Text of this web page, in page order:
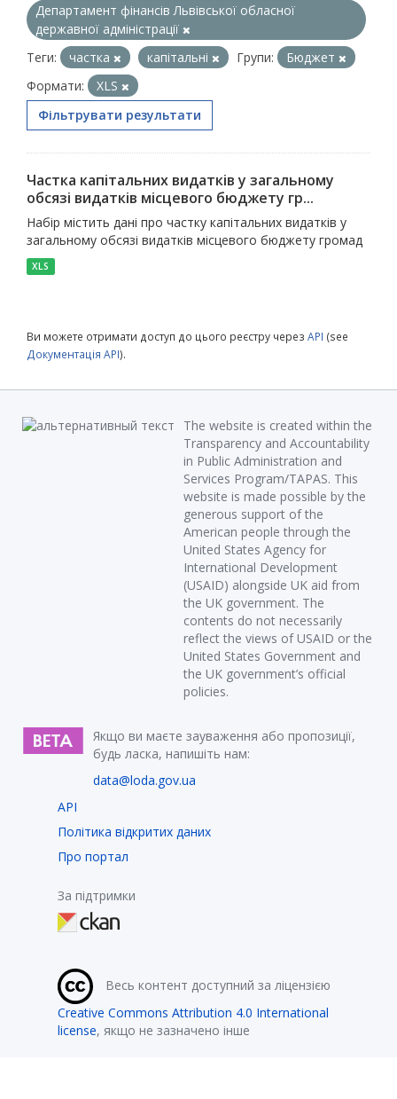
Департамент фінансів Львівської обласної
державної адміністрації
Теги:
частка капітальні Групи:
Бюджет
Формати:
XLS
Фільтрувати результати
Частка капітальних видатків у загальному
обсязі видатків місцевого бюджету гр...
Набір містить дані про частку капітальних видатків у
загальному обсязі видатків місцевого бюджету громад
XLS
Ви можете отримати доступ до цього реєстру через API (see
Документація API).
The website is created within the
Transparency and Accountability
in Public Administration and
Services Program/TAPAS. This
website is made possible by the
generous support of the
American people through the
United States Agency for
International Development
(USAID) alongside UK aid from
the UK government. The
contents do not necessarily
reflect the views of USAID or the
United States Government and
the UK government’s official
policies.
Якщо ви маєте зауваження або пропозиції,
будь ласка, напишіть нам:
data@loda.gov.ua
API
Політика відкритих даних
Про портал
За підтримки
Весь контент доступний за ліцензією
Creative Commons Attribution 4.0 International
license, якщо не зазначено інше